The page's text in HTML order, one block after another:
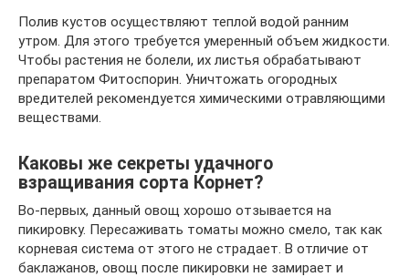
Полив кустов осуществляют теплой водой ранним
утром. Для этого требуется умеренный объем жидкости.
Чтобы растения не болели, их листья обрабатывают
препаратом Фитоспорин. Уничтожать огородных
вредителей рекомендуется химическими отравляющими
веществами.
Каковы же секреты удачного
взращивания сорта Корнет?
Во-первых, данный овощ хорошо отзывается на
пикировку. Пересаживать томаты можно смело, так как
корневая система от этого не страдает. В отличие от
баклажанов, овощ после пикировки не замирает и